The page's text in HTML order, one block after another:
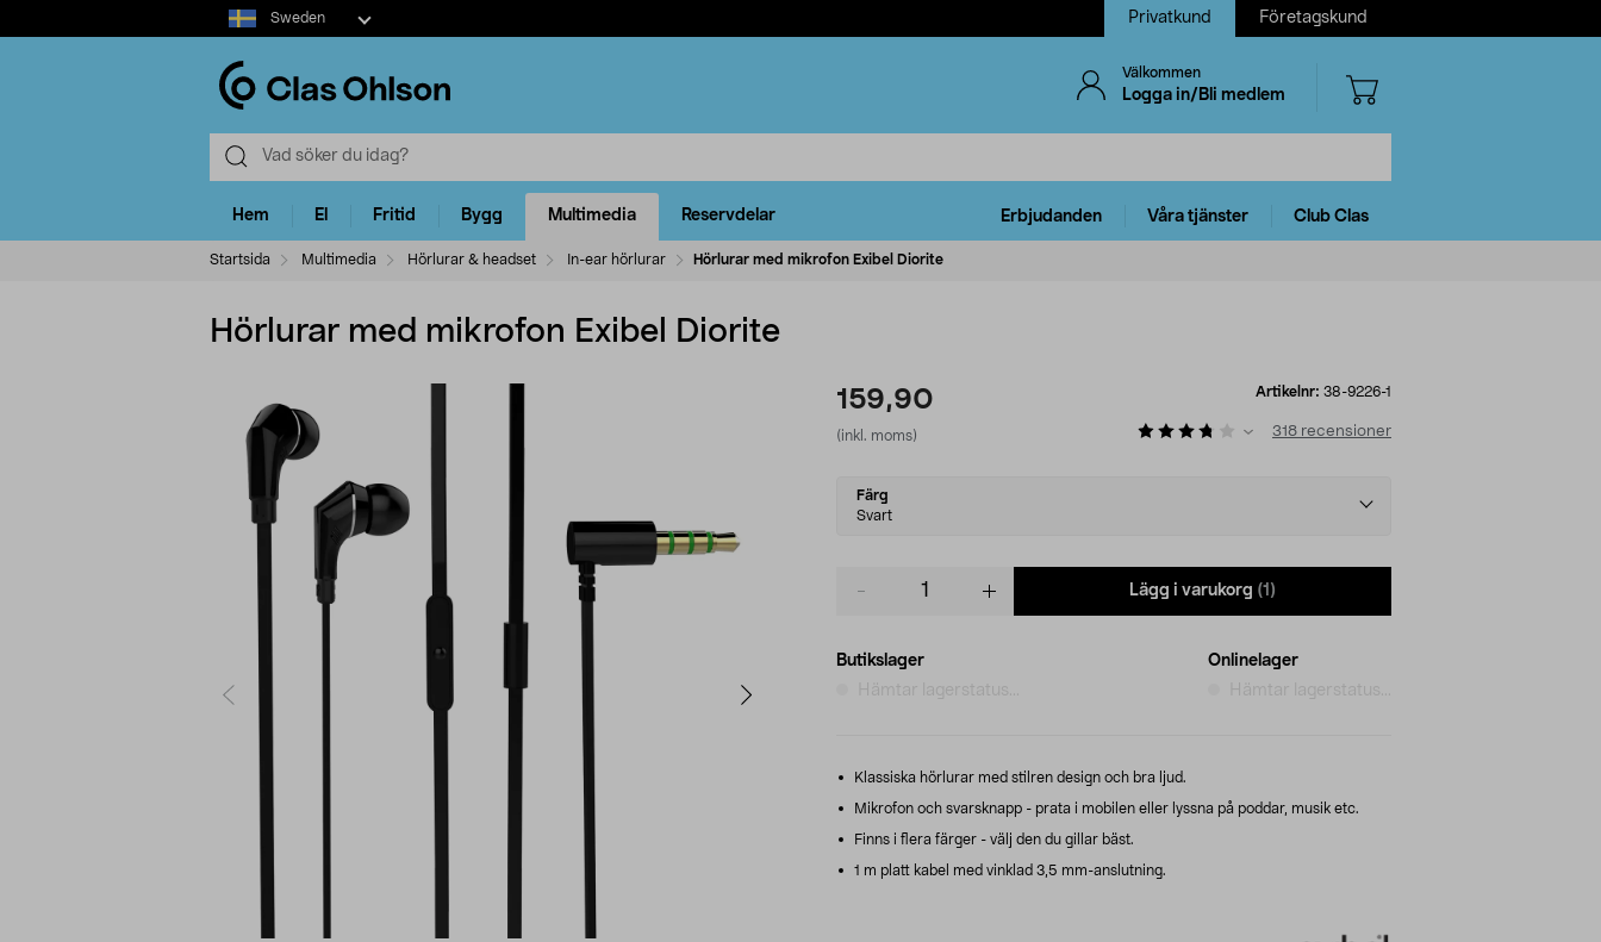
Select
market
Sweden Privatkund Företagskund
Välkommen
Logga in/Bli medlem
Hem El Fritid Bygg Multimedia Reservdelar Erbjudanden Våra tjänster Club Clas
Startsida Multimedia Hörlurar & headset In-ear hörlurar Hörlurar med mikrofon Exibel Diorite
Hörlurar med mikrofon Exibel Diorite
159,90
(inkl. moms)
Artikelnr: 38-9226-1
318 recensioner
Select
variant
Färg
Svart
Lägg i varukorg (1)
Butikslager
Hämtar lagerstatus...
Onlinelager
Hämtar lagerstatus...
Klassiska hörlurar med stilren design och bra ljud.
Mikrofon och svarsknapp - prata i mobilen eller lyssna på poddar, musik etc.
Finns i flera färger - välj den du gillar bäst.
1 m platt kabel med vinklad 3,5 mm-anslutning.